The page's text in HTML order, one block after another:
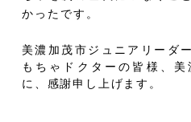
かったです。
美濃加茂市ジュニアリーダ
もちゃドクターの皆様、
に、感謝申し上げます。